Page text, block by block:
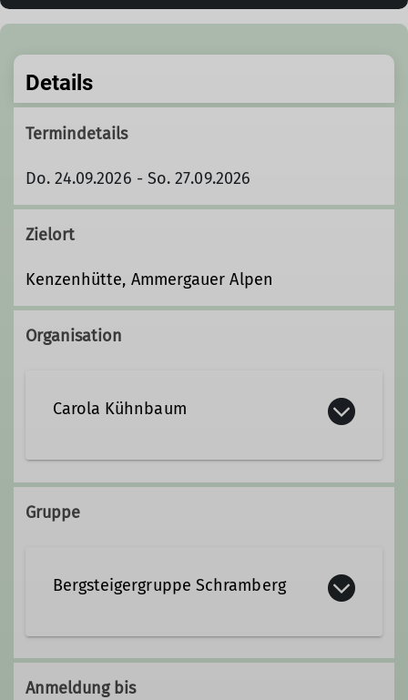
Details
Termindetails
Do. 24.09.2026 - So. 27.09.2026
Zielort
Kenzenhütte, Ammergauer Alpen
Organisation
Carola Kühnbaum
0172 / 6313094
Gruppe
Bergsteigergruppe Schramberg
Die Bergsteigergruppe Schramberg ....
... mehr unter Details
Anmeldung bis